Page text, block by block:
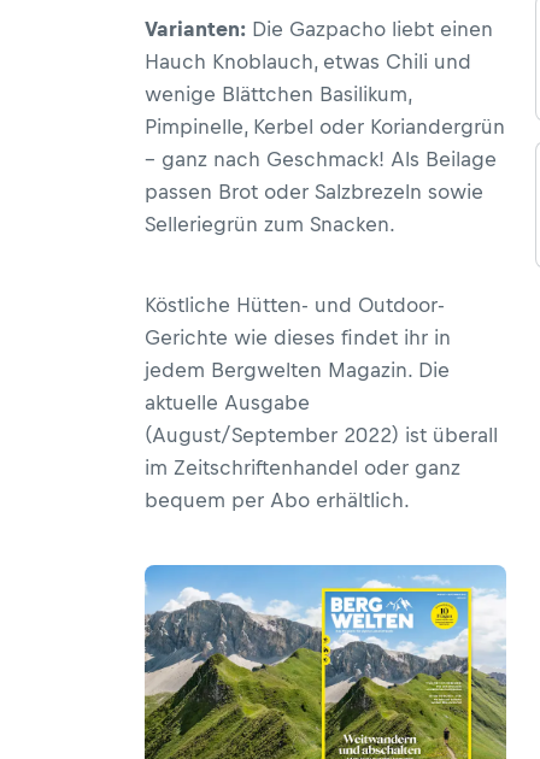
Varianten: Die Gazpacho liebt einen
Hauch Knoblauch, etwas Chili und
wenige Blättchen Basilikum,
Pimpinelle, Kerbel oder Koriandergrün
– ganz nach Geschmack! Als Beilage
passen Brot oder Salzbrezeln sowie
Selleriegrün zum Snacken.
Köstliche Hütten- und Outdoor-
Gerichte wie dieses findet ihr in
jedem Bergwelten Magazin. Die
aktuelle Ausgabe
(August/September 2022) ist überall
im Zeitschriftenhandel oder ganz
bequem per Abo erhältlich.